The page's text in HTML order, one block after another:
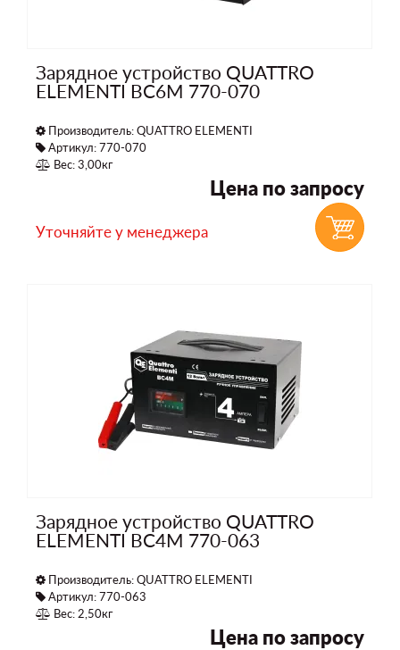
Зарядное устройство QUATTRO
ELEMENTI BC6M 770-070
Производитель:QUATTRO ELEMENTI
Артикул: 770-070
Вес: 3,00кг
Цена по запросу
Уточняйте у менеджера
Зарядное устройство QUATTRO
ELEMENTI BC4M 770-063
Производитель:QUATTRO ELEMENTI
Артикул: 770-063
Вес: 2,50кг
Цена по запросу